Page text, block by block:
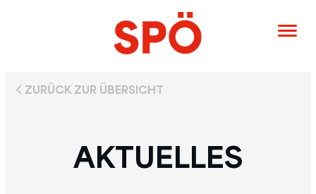
ZURÜCK ZUR ÜBERSICHT
AKTUELLES